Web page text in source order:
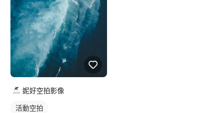
妮好空拍影像
活動空拍